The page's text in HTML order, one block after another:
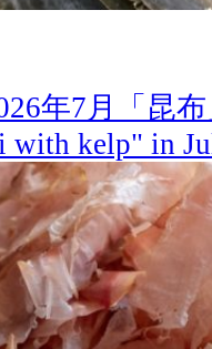
年7月「昆
with kelp" in